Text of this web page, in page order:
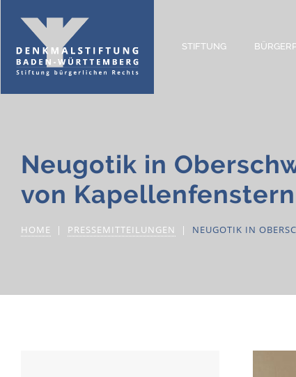
STIFTUNG
Neugotik in
von
HOME PRESSEMITTEILUNGEN NEUGOTIK IN